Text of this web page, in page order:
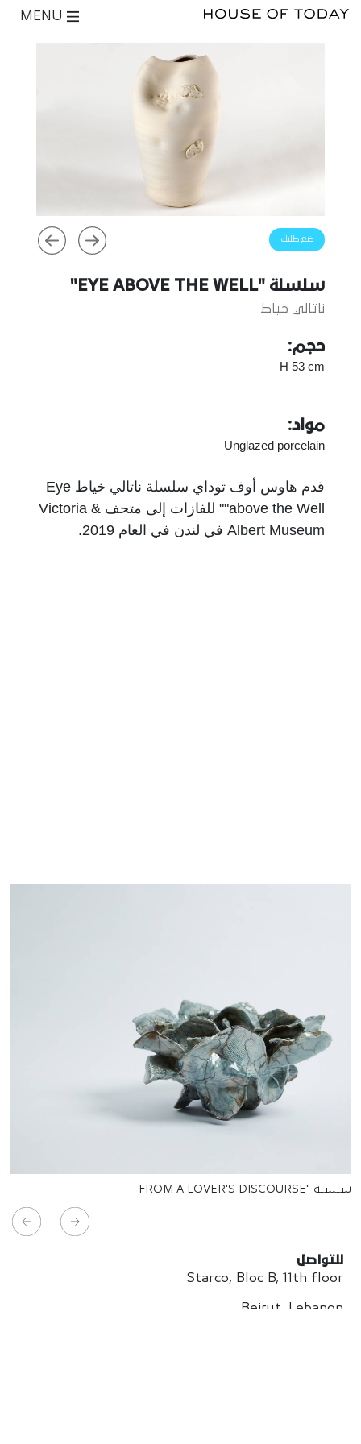
ضع طلبك
سلسلة "EYE ABOVE THE WELL"
ناتالي خياط
حجم:
H 53 cm
مواد:
Unglazed porcelain
قدم هاوس أوف توداي سلسلة ناتالي خياط Eye
above the Well"" للفازات إلى متحف Victoria &
Albert Museum في لندن في العام 2019.
سلسلة "FROM A LOVER'S DISCOURSE
للتواصل
Starco, Bloc B, 11th floor
Beirut, Lebanon